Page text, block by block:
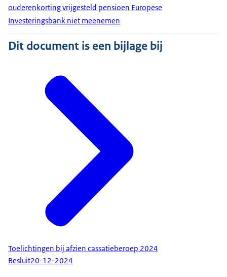
ouderenkorting vrijgesteld pensioen Europese
Investeringsbank niet meenemen
Dit document is een bijlage bij
Toelichtingen bij afzien cassatieberoep 2024
Besluit20-12-2024